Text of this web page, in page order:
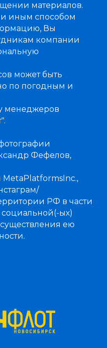
материалов.
иным способом
Вы
компании
может быть
по погодным и
менеджеров
Фефелов,
РФ в части
ых)
ею